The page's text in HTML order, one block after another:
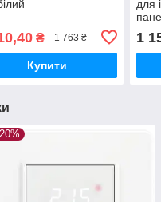
₴ 1 763 ₴
Купити
для
1